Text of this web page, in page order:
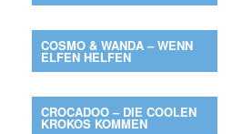
COSMO & WANDA – WENN
ELFEN HELFEN
CROCADOO – DIE COOLEN
KROKOS KOMMEN